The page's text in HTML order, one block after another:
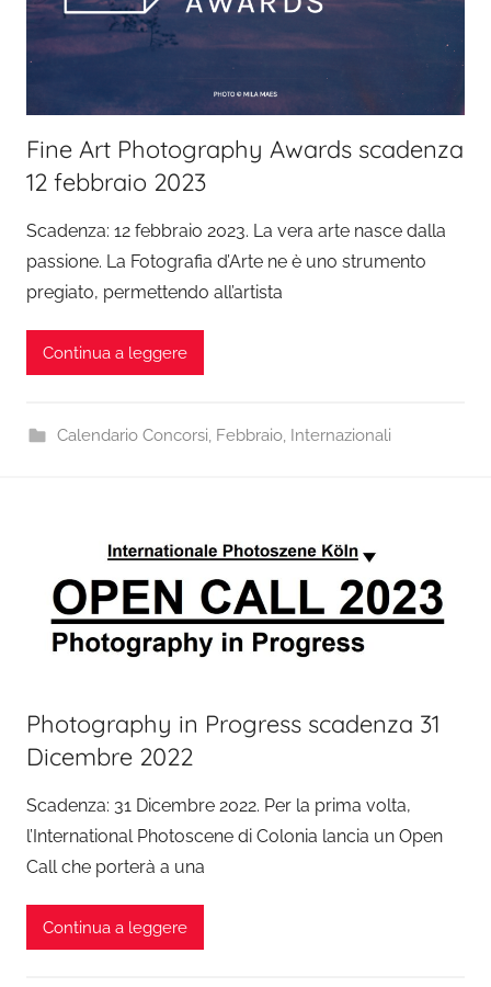
Fine Art Photography Awards scadenza
12 febbraio 2023
Scadenza: 12 febbraio 2023. La vera arte nasce dalla
passione. La Fotografia d’Arte ne è uno strumento
pregiato, permettendo all’artista
Continua a leggere
Calendario Concorsi, Febbraio, Internazionali
Photography in Progress scadenza 31
Dicembre 2022
Scadenza: 31 Dicembre 2022. Per la prima volta,
l’International Photoscene di Colonia lancia un Open
Call che porterà a una
Continua a leggere